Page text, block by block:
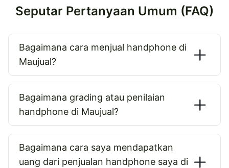
Seputar Pertanyaan Umum (FAQ)
Bagaimana cara menjual handphone di
Maujual?
Bagaimana grading atau penilaian
handphone di Maujual?
Bagaimana cara saya mendapatkan
uang dari penjualan handphone saya di